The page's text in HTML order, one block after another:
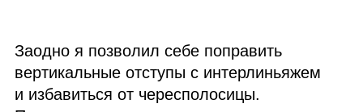
Заодно я позволил себе поправить
вертикальные отступы с интерлиньяжем
и избавиться от чересполосицы.